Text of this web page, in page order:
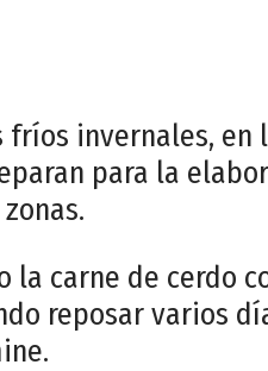
fríos invernales,
para la
la carne de cerdo
reposar varios